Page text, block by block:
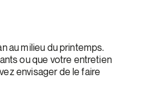
au milieu du printemps.
ou que votre entretien
envisager de le faire